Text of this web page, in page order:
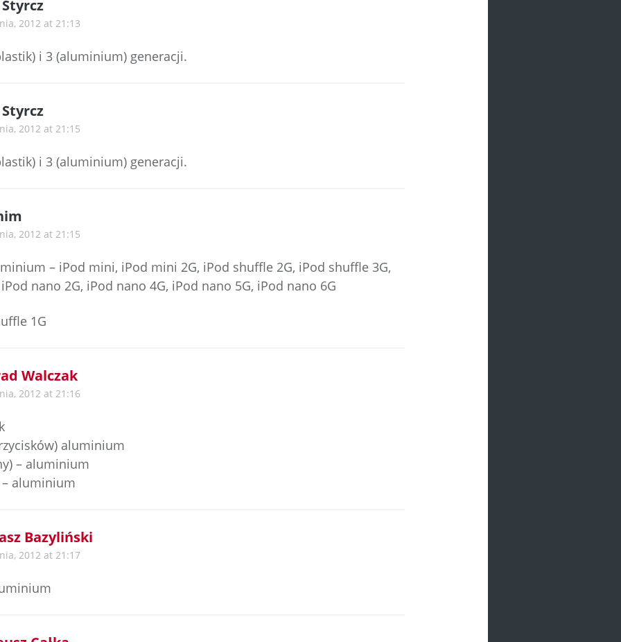
2012 at 21:13
i 3 (aluminium) generacji.
2012 at 21:15
i 3 (aluminium) generacji.
2012 at 21:15
– iPod mini, iPod mini 2G, iPod shuffle 2G, iPod shuffle 3G,
nano 2G, iPod nano 4G, iPod nano 5G, iPod nano 6G
1G
Walczak
2012 at 21:16
aluminium
– aluminium
aluminium
Bazyliński
2012 at 21:17